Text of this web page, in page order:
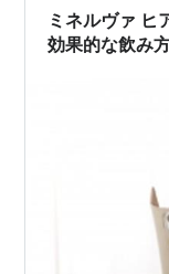
瀬財地という主
ミネルヴァ ヒ
効果的な飲み